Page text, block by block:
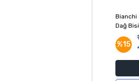
Bianchi
Dağ
%15